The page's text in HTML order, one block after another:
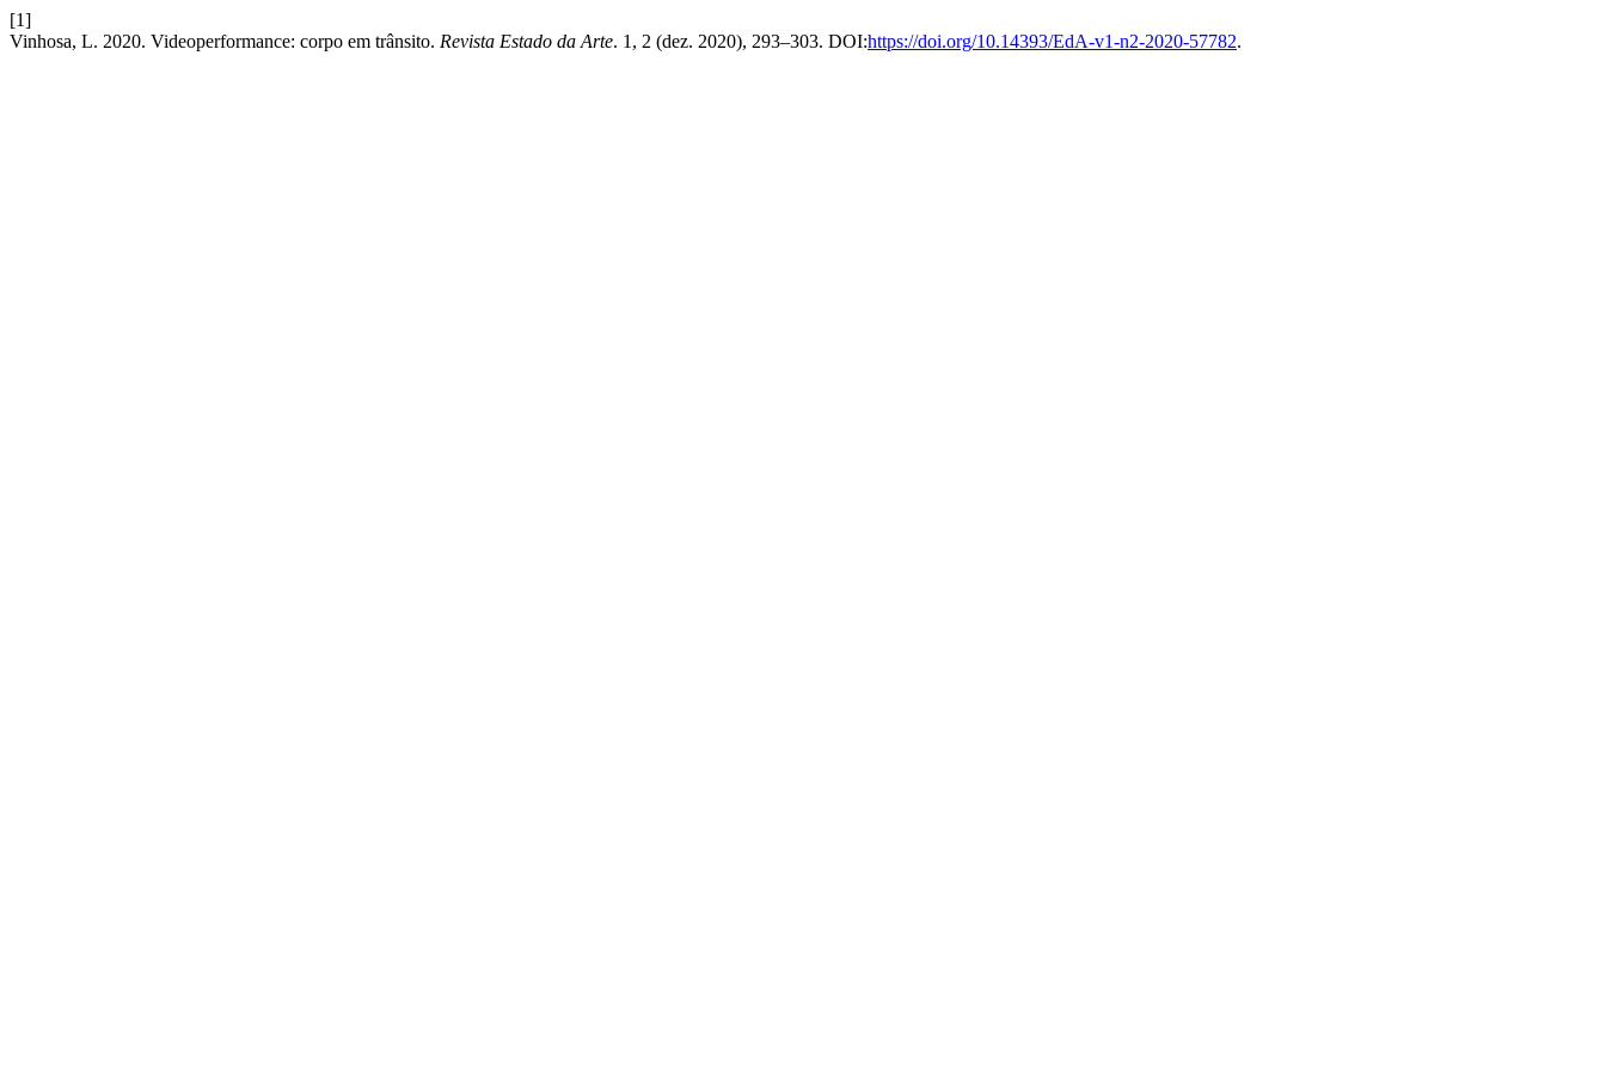
[1]
Vinhosa, L. 2020. Videoperformance: corpo em trânsito. Revista Estado da Arte. 1, 2 (dez. 2020), 293–303. DOI:https://doi.org/10.14393/EdA-v1-n2-2020-57782.